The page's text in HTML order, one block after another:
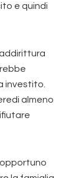
e quindi
investito.
almeno